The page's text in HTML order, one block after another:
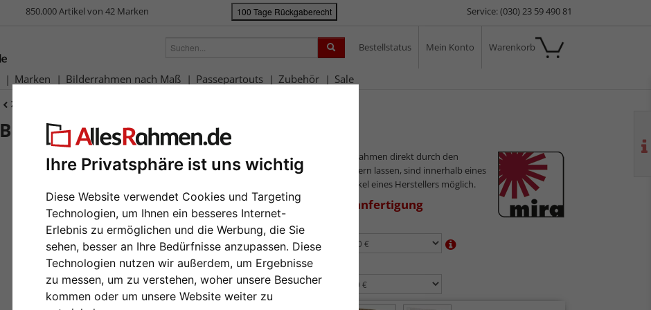
Ihre Privatsphäre ist uns wichtig
Diese Website verwendet Cookies und Targeting
Technologien, um Ihnen ein besseres Internet-
Erlebnis zu ermöglichen und die Werbung, die Sie
sehen, besser an Ihre Bedürfnisse anzupassen. Diese
Technologien nutzen wir außerdem, um Ergebnisse
zu messen, um zu verstehen, woher unsere Besucher
kommen oder um unsere Website weiter zu
850.000 Artikel von 42 Marken 100 Tage Rückgaberecht Service: (030) 23 59 490 81
Bestellstatus Mein Konto Warenkorb
Marken Bilderrahmen nach Maß Passepartouts Zubehör Sale
Zurück
Barock-Bilderrahmen Madrie
Da wir die Bilderrahmen direkt durch den
Hersteller ausliefern lassen, sind innerhalb eines
Auftrags nur Artikel eines Herstellers möglich.
zur Maßanfertigung
Format wählen:
Farbe wählen: